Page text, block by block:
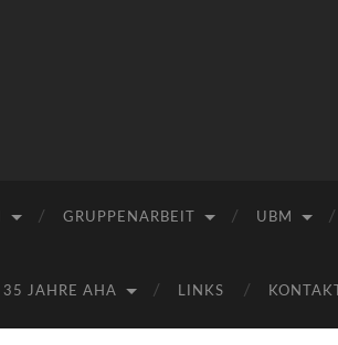
e.V.
GRUPPENARBEIT UBM
35 JAHRE AHA LINKS KONTAKT